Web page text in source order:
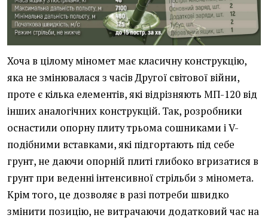
Хоча в цілому міномет має класичну конструкцію,
яка не змінювалася з часів Другої світової війни,
проте є кілька елементів, які відрізняють МП-120 від
інших аналогічних конструкцій. Так, розробники
оснастили опорну плиту трьома сошниками і V-
подібними вставками, які підгортають під себе
грунт, не даючи опорній плиті глибоко вгризатися в
грунт при веденні інтенсивної стрільби з міномета.
Крім того, це дозволяє в разі потреби швидко
змінити позицію, не витрачаючи додатковий час на